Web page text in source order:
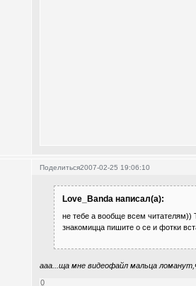
Поделиться2007-02-25 19:06:10
Love_Banda написал(а):
не тебе а вообще всем читателям))
знакомицца пишите о се и фотки
ааа...ща мне видеофайл мальца
0